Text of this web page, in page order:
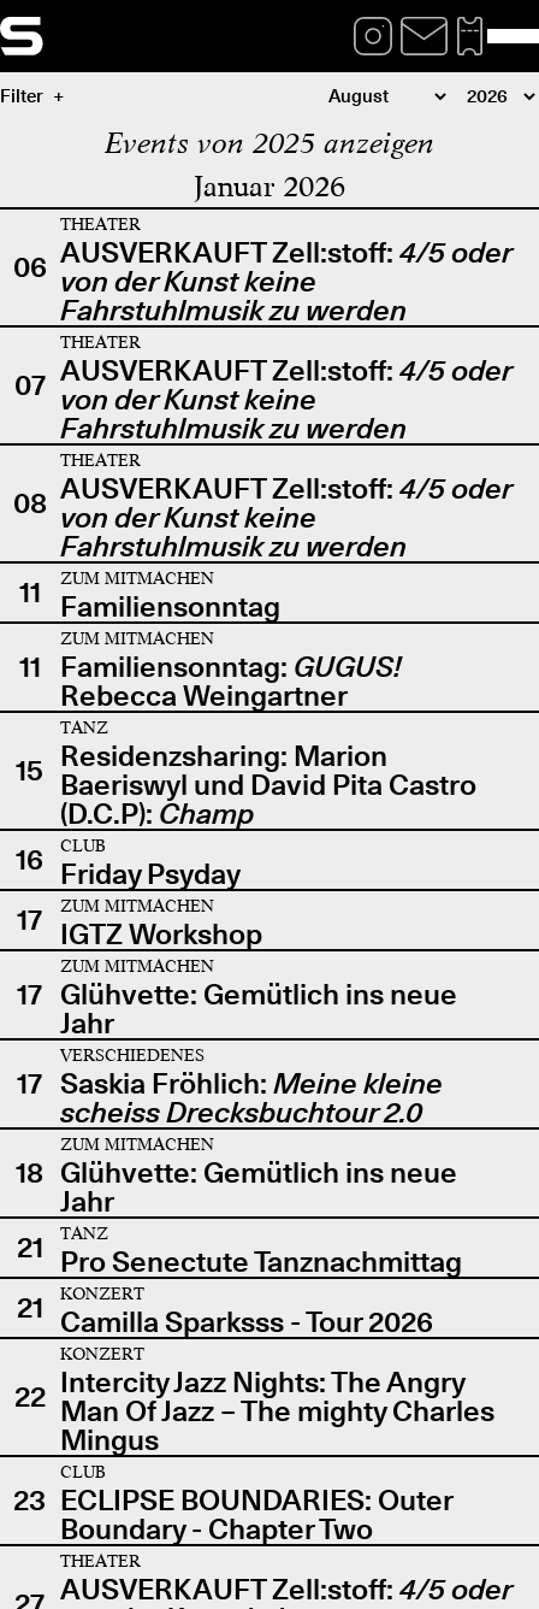
Filter
Events von 2025 anzeigen
Januar 2026
06
THEATER
AUSVERKAUFT Zell:stoff: 4/5 oder
von der Kunst keine
Fahrstuhlmusik zu werden
07
THEATER
AUSVERKAUFT Zell:stoff: 4/5 oder
von der Kunst keine
Fahrstuhlmusik zu werden
08
THEATER
AUSVERKAUFT Zell:stoff: 4/5 oder
von der Kunst keine
Fahrstuhlmusik zu werden
11
ZUM MITMACHEN
Familiensonntag
11
ZUM MITMACHEN
Familiensonntag: GUGUS!
Rebecca Weingartner
15
TANZ
Residenzsharing: Marion
Baeriswyl und David Pita Castro
(D.C.P): Champ
16
CLUB
Friday Psyday
17
ZUM MITMACHEN
IGTZ Workshop
17
ZUM MITMACHEN
Glühvette: Gemütlich ins neue
Jahr
17
VERSCHIEDENES
Saskia Fröhlich: Meine kleine
scheiss Drecksbuchtour 2.0
18
ZUM MITMACHEN
Glühvette: Gemütlich ins neue
Jahr
21
TANZ
Pro Senectute Tanznachmittag
21
KONZERT
Camilla Sparksss - Tour 2026
22
KONZERT
Intercity Jazz Nights: The Angry
Man Of Jazz – The mighty Charles
Mingus
23
CLUB
ECLIPSE BOUNDARIES: Outer
Boundary - Chapter Two
THEATER
AUSVERKAUFT Zell:stoff: 4/5 oder